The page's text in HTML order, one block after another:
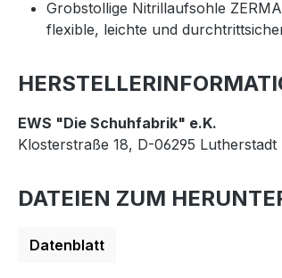
Grobstollige Nitrillaufsohle
flexible, leichte und
EWS "Die Schuhfabrik" e.K.
Klosterstraße 18, D-06295
DATEIEN ZUM
Datenblatt